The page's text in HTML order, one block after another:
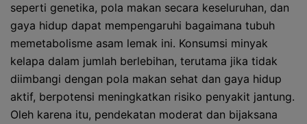
seperti genetika, pola makan secara keseluruhan, dan
gaya hidup dapat mempengaruhi bagaimana tubuh
memetabolisme asam lemak ini. Konsumsi minyak
kelapa dalam jumlah berlebihan, terutama jika tidak
diimbangi dengan pola makan sehat dan gaya hidup
aktif, berpotensi meningkatkan risiko penyakit jantung.
Oleh karena itu, pendekatan moderat dan bijaksana